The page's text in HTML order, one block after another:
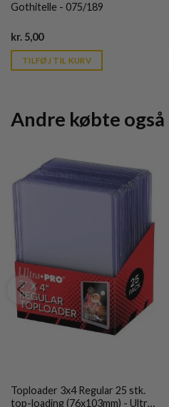
Gothitelle - 075/189
kr. 5,00Current
is:
kr. 39,95.
TILFØJ TIL KURV
Andre købte også
Toploader 3x4 Regular 25 stk.
top-loading (76x103mm) - Ultra